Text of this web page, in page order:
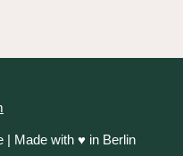
| Made with ♥ in Berlin